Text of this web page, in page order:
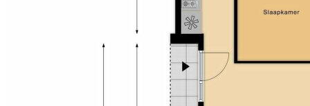
- Verhuur in samenwerking met professionele
verhuurorganisatie Topparken;
- Wordt gemeubileerd opgeleverd;